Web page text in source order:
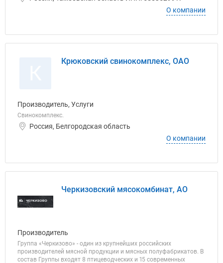
О компании
Крюковский свинокомплекс, ОАО
Производитель, Услуги
Свинокомплекс.
Россия, Белгородская область
О компании
Черкизовский мясокомбинат, АО
Производитель
Группа «Черкизово» - один из крупнейших российских
производителей мясной продукции и мясных полуфабрикатов. В
состав Группы входят 8 птицеводческих и 15 современных